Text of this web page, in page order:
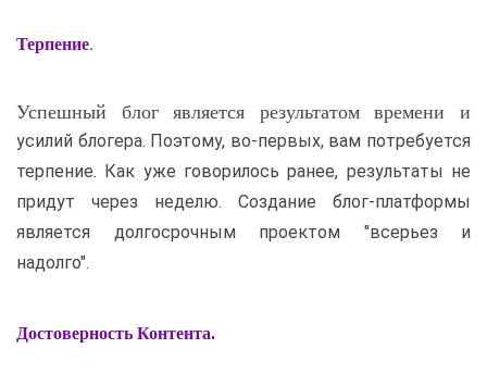
Терпение.
Успешный блог является результатом времени и
усилий блогера. Поэтому, во-первых, вам потребуется
терпение. Как уже говорилось ранее, результаты не
придут через неделю. Создание блог-платформы
является долгосрочным проектом "всерьез и
надолго".
Достоверность Контента.